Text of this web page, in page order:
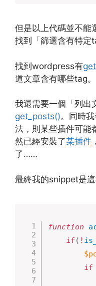
但是以上代碼並不能
找到「篩選含有特定
找到wordpress有
道文章含有哪些tag。
我還需要一個「列出
get_posts()。同時
法，則某些插件可
然已經安裝了某插件
了……
最終我的snippet是這
function
if ( !
if